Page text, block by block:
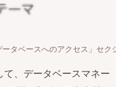
タベースへのアクセス」セク
て、データベースマネー